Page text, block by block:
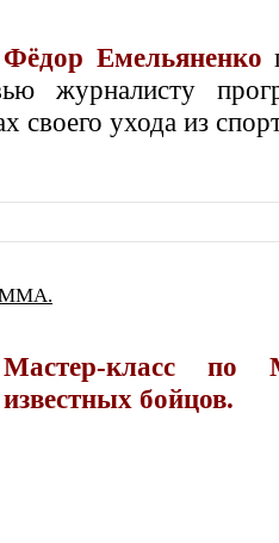
Фёдор Емельяненко
журналисту
своего ухода из
ММА.
Мастер-класс
известных бойцов.